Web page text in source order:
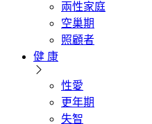
兩性家庭
空巢期
照顧者
健 康
性愛
更年期
失智